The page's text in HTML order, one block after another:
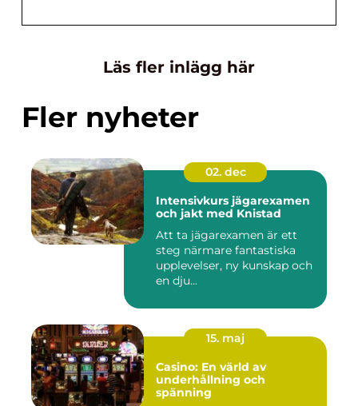
Läs fler inlägg här
Fler nyheter
02. dec
Intensivkurs jägarexamen
och jakt med Knistad
Att ta jägarexamen är ett
steg närmare fantastiska
upplevelser, ny kunskap och
en dju...
15. maj
Casino: En värld av
underhållning och
spänning